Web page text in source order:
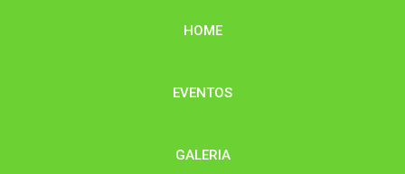
HOME
EVENTOS
GALERIA